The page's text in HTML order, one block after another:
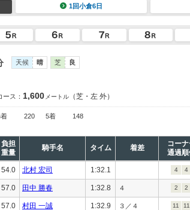
1回小倉6日
天候 晴 芝 良
ース： 1,600 メートル （芝・左 外）
220 5着
148
負担
重量
騎手名 タイム 着差
コーナ
通過順
54.0 北村 宏司 1:32.1 4 4
57.0 田中 勝春 1:32.8 ４ 2 2
57.0 村田 一誠 1:32.9 ３／４ 11 11